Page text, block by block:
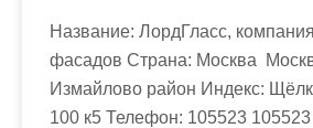
Название: ЛордГласс,
фасадов Страна: Москва
Измайлово район Индекс:
100 к5 Телефон: 105523